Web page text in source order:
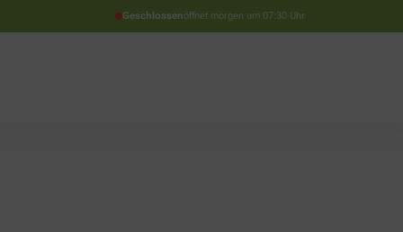
Geschlossenöffnet morgen um 07:30 Uhr